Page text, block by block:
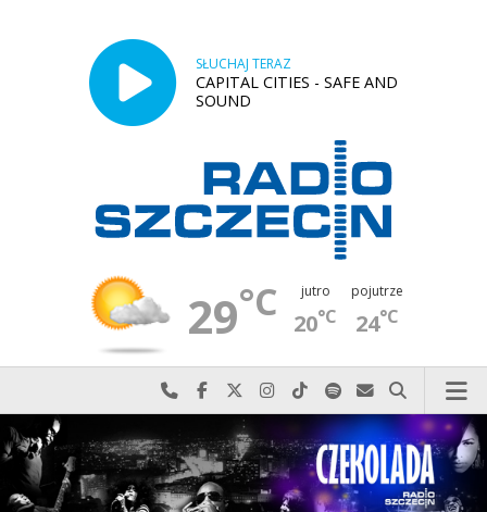
SŁUCHAJ TERAZ
CAPITAL CITIES - SAFE AND
SOUND
29°C jutro
20°C
pojutrze
24°C
Najlepiej po prostu do nas zadzwoń
Odwiedź nas na Facebook-u
Odwiedź nas na X
Odwiedź nas na Instagram-ie
Odwiedź nas na TikTok-u
Szukaj nas na Spotify
Wyślij do nas
Szukaj